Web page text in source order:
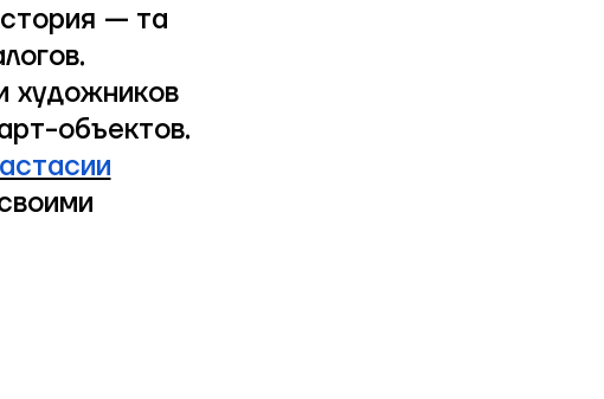
— та
художников
объектов.